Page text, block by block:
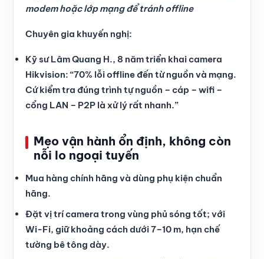
modem hoặc lớp mạng để tránh offline
Chuyên gia khuyến nghị:
Kỹ sư Lâm Quang H., 8 năm triển khai camera
Hikvision: “70% lỗi offline đến từ nguồn và mạng.
Cứ kiểm tra đúng trình tự nguồn – cáp – wifi –
cổng LAN – P2P là xử lý rất nhanh.”
Mẹo vận hành ổn định, không còn
nỗi lo ngoại tuyến
Mua hàng chính hãng và dùng phụ kiện chuẩn
hãng.
Đặt vị trí camera trong vùng phủ sóng tốt; với
Wi-Fi, giữ khoảng cách dưới 7–10 m, hạn chế
tường bê tông dày.